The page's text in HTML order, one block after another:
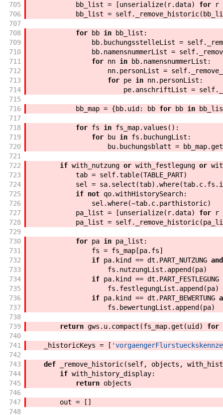
705
bb_list = [unserialize( r.data) for r
706
bb_list = self. _remove_historic(
707
708
for bb in bb_list :
709
bb. buchungsstelleList = self.
710
bb. namensnummerList = self.
711
for nn in bb. namensnummerList :
712
nn. personList = self.
713
for pe in nn. personList :
714
pe. anschriftList = self.
715
716
bb_map = {bb. uid : bb for bb in
717
718
for fs in fs_map.values ( ) :
719
for bu in fs . buchungList :
720
bu. buchungsblatt = bb_map.get
721
722
if with_nutzung or with_festlegung or
723
tab = self.table(TABLE_PART)
724
sel = sa. select (tab) .where(tab. c. fs .
725
if not qo.withHistorySearch:
726
sel .where(~tab. c. parthistoric)
727
pa_list = [unserialize( r.data) for r
728
pa_list = self. _remove_historic(
729
730
for pa in pa_list :
731
fs = fs_map[pa. fs]
732
if pa. kind == dt . PART_NUTZUNG and
733
fs . nutzungList . append (pa)
734
if pa. kind == dt . PART_FESTLEGUNG
735
fs . festlegungList . append (pa)
736
if pa. kind == dt . PART_BEWERTUNG
737
fs . bewertungList . append (pa)
738
739
return gws . u. compact (fs_map.get (uid ) for
740
741
_historicKeys = [
742
743
def _remove_historic(self, objects ,
744
if with_history_display:
745
return objects
746
747
out = [ ]
748